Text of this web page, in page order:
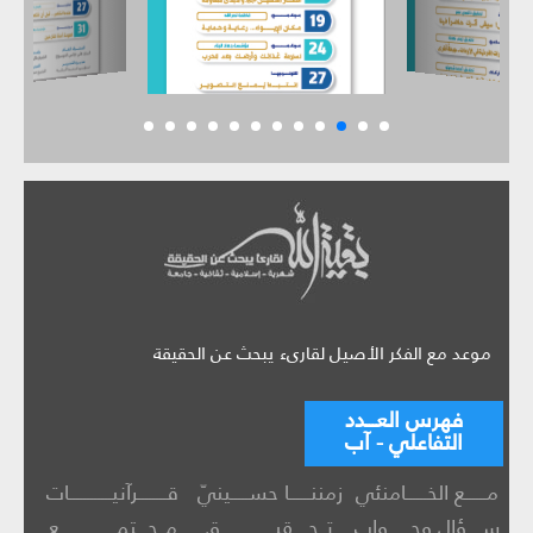
موعد مع الفكر الأصيل لقارىء يبحث عن الحقيقة
فهرس العـــدد
التفاعلي - آب
مــــــع الخــــــامنئي زمننــــــا حســـــينيّ
قــــــــرآنيــــــــــــات